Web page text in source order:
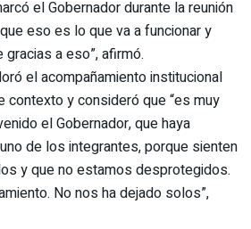
el Gobernador durante la reunión
eso es lo que va a funcionar y
a eso”, afirmó.
el acompañamiento institucional
contexto y consideró que “es muy
el Gobernador, que haya
de los integrantes, porque sienten
y que no estamos desprotegidos.
No nos ha dejado solos”,